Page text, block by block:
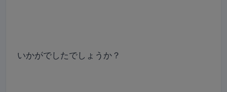
いかがでしたでしょうか？